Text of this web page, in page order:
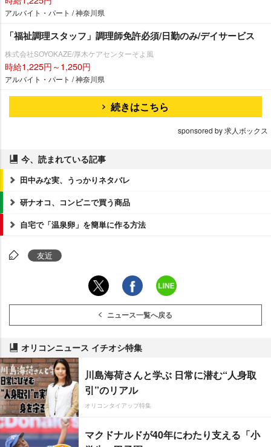
アルバイト・パート / 神奈川県
「福祉調理スタッフ」調理師免許必須/日勤のみ/デイサービス
株式会社SOYOKAZE/厚木ケアセンターそよ風
時給1,225円～1,250円
アルバイト・パート / 神奈川県
続きはこちら
sponsored by 求人ボックス
今、読まれている記事
田中みな実、うっかりネタバレ
研ナオコ、コンビニで買う商品
自宅で「温泉卵」を簡単に作る方法
友近
ニュース一覧へ戻る
オリコンニュース イチオシ特集
川島海荷さんと学ぶ 日常に潜む“人身取
引”のリアル
オリコンタイアップ特集
マクドナルドが40年にわたり支える「小